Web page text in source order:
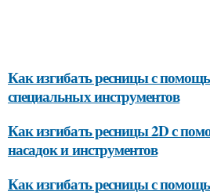
Как изгибать ресницы с
специальных инструментов
Как изгибать ресницы 2D с
насадок и инструментов
Как изгибать ресницы с